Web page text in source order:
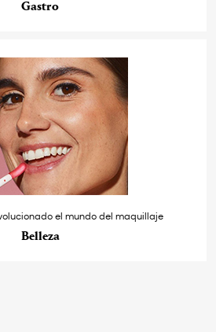
Gastro
el mundo del maquillaje
Belleza